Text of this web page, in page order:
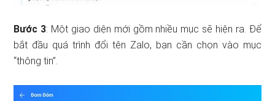
Bước 3: Một giao diện mới gồm nhiều mục sẽ hiện ra. Để
bắt đầu quá trình đổi tên Zalo, bạn cần chọn vào mục
“thông tin”.